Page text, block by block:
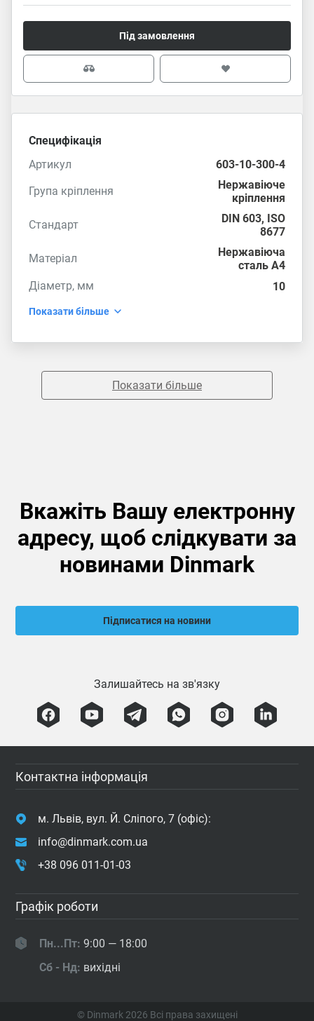
Під замовлення
Специфікація
Артикул
603-10-300-4
Група кріплення
Нержавіюче
кріплення
Стандарт
DIN 603, ISO
8677
Матеріал
Нержавіюча
сталь А4
Діаметр, мм
10
Показати більше
Показати більше
Вкажіть Вашу електронну
адресу, щоб слідкувати за
новинами Dinmark
Підписатися на новини
Залишайтесь на зв'язку
Контактна інформація
м. Львів, вул. Й. Сліпого, 7 (офіс):
info@dinmark.com.ua
+38 096 011-01-03
Графік роботи
Пн...Пт: 9:00 — 18:00
Сб - Нд: вихідні
© Dinmark 2026 Всі права захищені